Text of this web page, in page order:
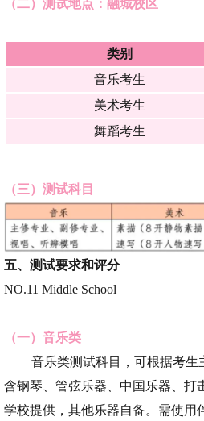
（二）测试地点：融城校区
类别
音乐考生
美术考生
舞蹈考生
（三）测试科目
五、 测试要求和评分
NO.11 Middle School
（一）音乐类
音乐类测试科目，可根据考
含钢琴、管弦乐器、中国乐器、打
学校提供，其他乐器自备。需使用